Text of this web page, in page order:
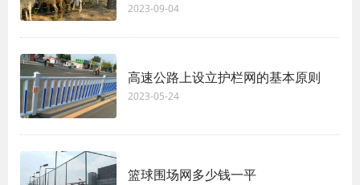
2023-09-04
高速公路上设立护栏网的基本原则
2023-05-24
篮球围场网多少钱一平